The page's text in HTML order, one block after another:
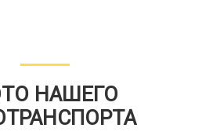
НАШЕГО